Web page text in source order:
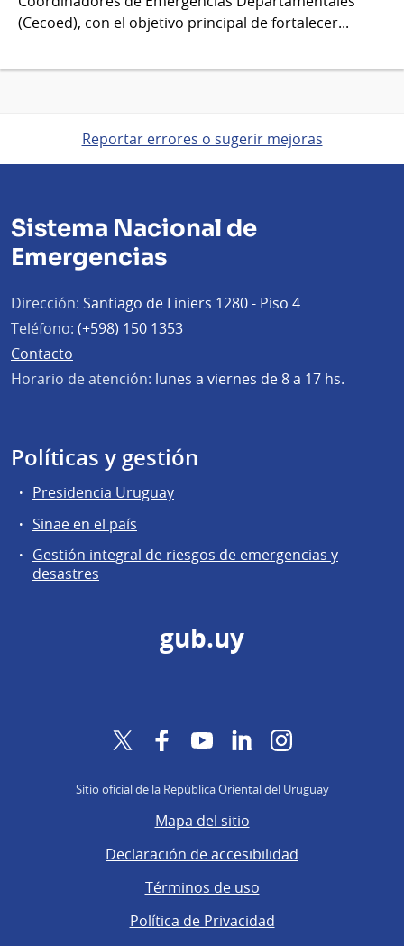
(Cecoed), con el objetivo principal de fortalecer...
Reportar errores o sugerir mejoras
Sistema Nacional de
Emergencias
Dirección: Santiago de Liniers 1280 - Piso 4
Teléfono: (+598) 150 1353
Contacto
Horario de atención: lunes a viernes de 8 a 17 hs.
Políticas y gestión
Presidencia Uruguay
Sinae en el país
Gestión integral de riesgos de emergencias y
desastres
gub.uy
Twitter FacebookYouTubeLinkedInInstagram
Sitio oficial de la República Oriental del Uruguay
Mapa del sitio
Declaración de accesibilidad
Términos de uso
Política de Privacidad